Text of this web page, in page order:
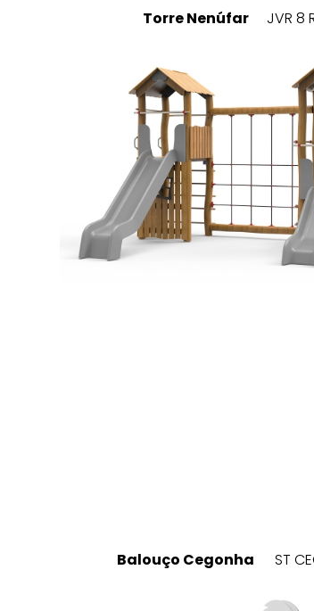
Torre Nenúfar JVR 8
Balouço Cegonha ST